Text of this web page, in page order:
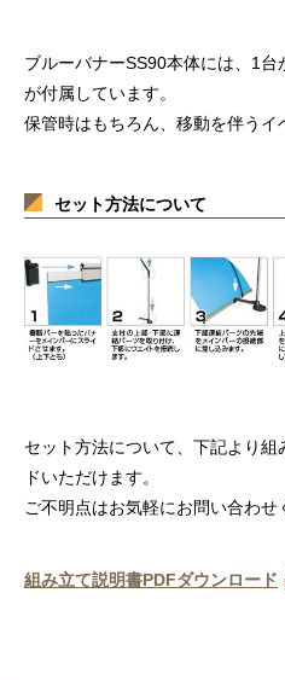
ブルーバナーSS90本体には、1
が付属しています。
保管時はもちろん、移動を伴うイ
セット方法について
セット方法について、下記より
ドいただけます。
ご不明点はお気軽にお問い合わせ
組み立て説明書PDFダウンロード